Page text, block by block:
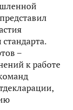
представил
–
к работе